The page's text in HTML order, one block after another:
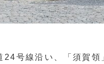
号線沿い、「須賀領